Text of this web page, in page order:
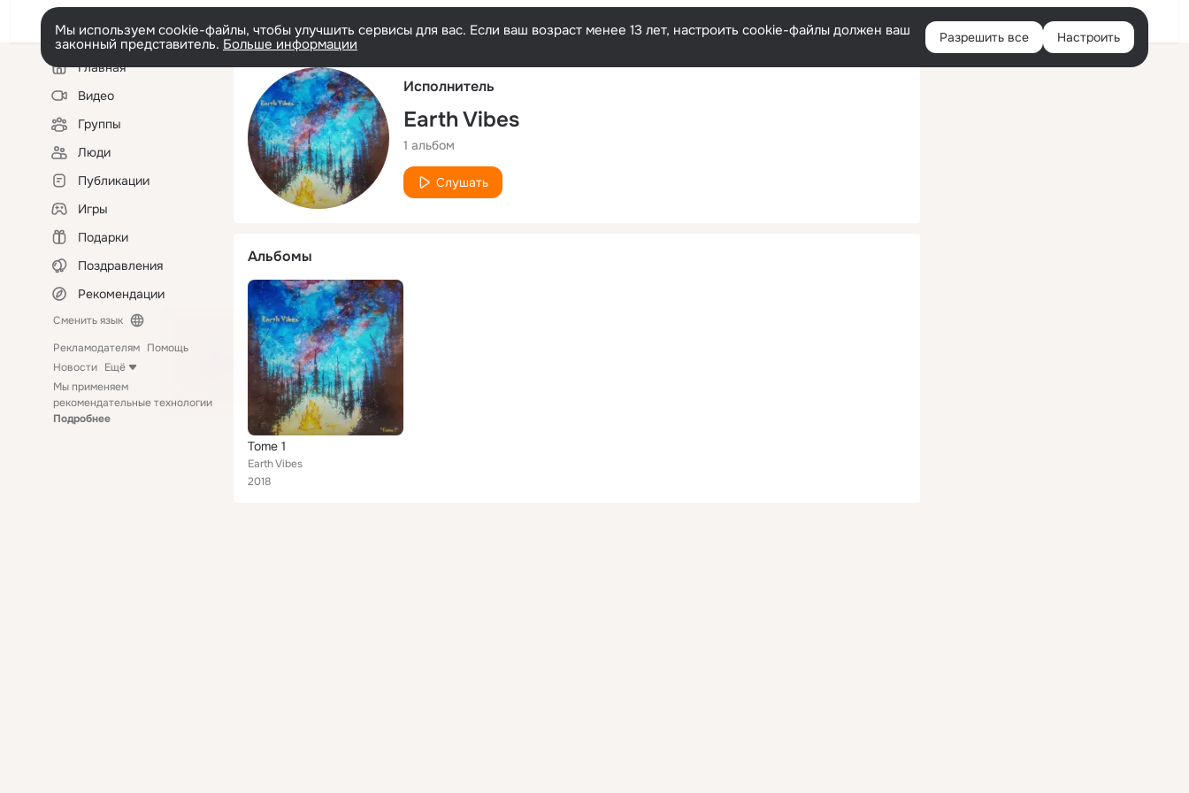
Русский Войти
Мы используем cookie-файлы, чтобы улучшить сервисы для вас. Если ваш возраст менее 13 лет, настроить cookie-файлы должен ваш
законный представитель. Больше информации Разрешить все Настроить
Левая
колонкаГлавная
Видео
Группы
Люди
Публикации
Игры
Подарки
Поздравления
Рекомендации
Сменить язык
Рекламодателям Помощь
Новости Ещё
Мы применяем
рекомендательные технологии
Подробнее
Исполнитель
Earth Vibes
1 альбом
Слушать
Альбомы
Tome 1
Earth Vibes
2018